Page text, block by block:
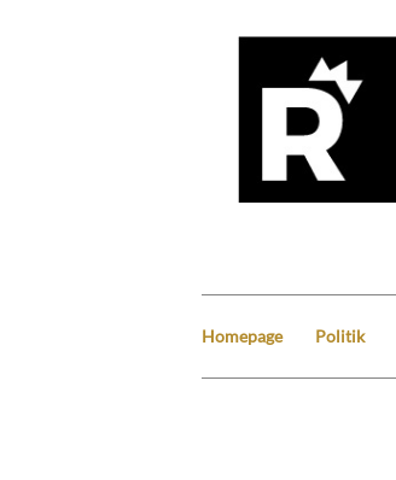
Homepage Politik